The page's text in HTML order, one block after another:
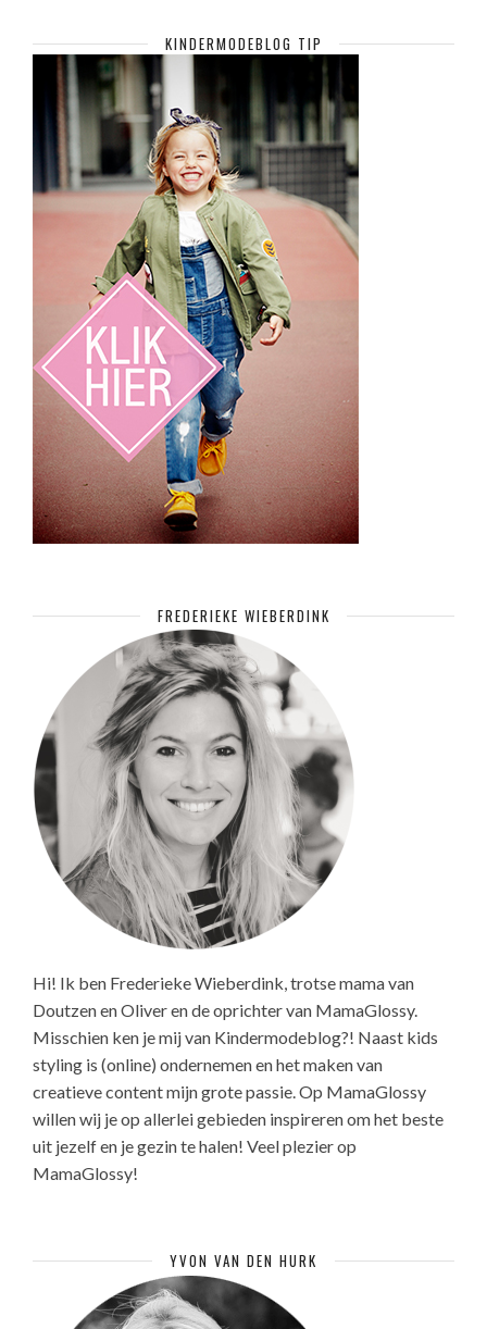
KINDERMODEBLOG TIP
FREDERIEKE WIEBERDINK
Hi! Ik ben Frederieke Wieberdink, trotse mama van
Doutzen en Oliver en de oprichter van MamaGlossy.
Misschien ken je mij van Kindermodeblog?! Naast kids
styling is (online) ondernemen en het maken van
creatieve content mijn grote passie. Op MamaGlossy
willen wij je op allerlei gebieden inspireren om het beste
uit jezelf en je gezin te halen! Veel plezier op
MamaGlossy!
YVON VAN DEN HURK